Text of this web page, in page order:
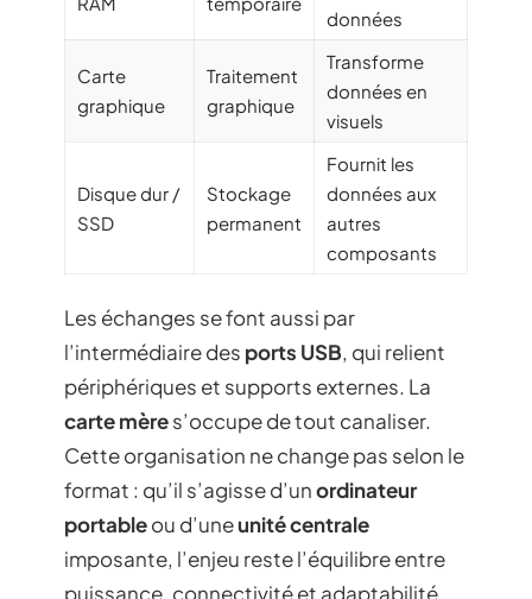
données
Carte
graphique
Traitement
graphique
Transforme
données en
visuels
Disque dur /
SSD
Stockage
permanent
Fournit les
données aux
autres
composants
Les échanges se font aussi par
l’intermédiaire des ports USB, qui relient
périphériques et supports externes. La
carte mères’occupe de tout canaliser.
Cette organisation ne change pas selon le
format : qu’il s’agisse d’unordinateur
portableou d’uneunité centrale
imposante, l’enjeu reste l’équilibre entre
puissance, connectivité et adaptabilité,